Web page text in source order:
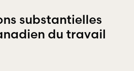
substantielles
du travail